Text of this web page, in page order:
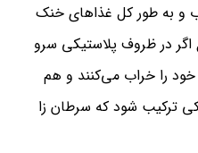
و به طور کل غذاهای خنک
اگر در ظروف پلاستیکی سرو
را خراب می‌کنند و هم
ترکیب شود که سرطان زا